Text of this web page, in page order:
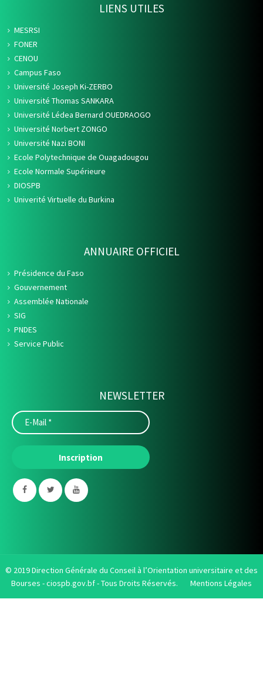
LIENS UTILES
MESRSI
FONER
CENOU
Campus Faso
Université Joseph Ki-ZERBO
Université Thomas SANKARA
Université Lédea Bernard OUEDRAOGO
Université Norbert ZONGO
Université Nazi BONI
Ecole Polytechnique de Ouagadougou
Ecole Normale Supérieure
DIOSPB
Univerité Virtuelle du Burkina
ANNUAIRE OFFICIEL
Présidence du Faso
Gouvernement
Assemblée Nationale
SIG
PNDES
Service Public
NEWSLETTER
© 2019 Direction Générale du Conseil à l’Orientation universitaire et des
Bourses -ciospb.gov.bf- Tous Droits Réservés. Mentions Légales